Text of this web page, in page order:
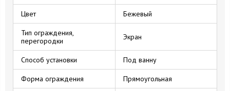
Цвет Бежевый
Тип ограждения,
перегородки
Экран
Способ установки Под ванну
Форма ограждения Прямоугольная